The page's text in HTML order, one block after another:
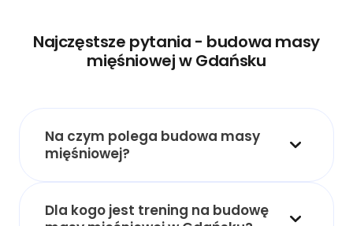
Najczęstsze pytania - budowa masy
mięśniowej w Gdańsku
Na czym polega budowa masy
mięśniowej?
Dla kogo jest trening na budowę